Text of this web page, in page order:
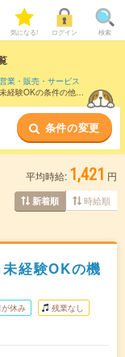
気になる! ログイン 検索
営業・販売・サービス
経験OKの条件の他
条件の変更
平均時給: 1,421 円
新着順 時給順
経験OKの機
が休み 残業なし